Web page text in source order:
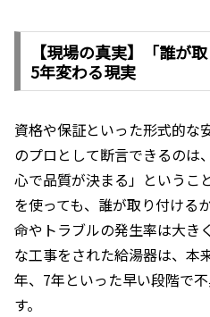
【現場の真実】「誰が
5年変わる現実
資格や保証といった形式的な
のプロとして断言できるのは
心で品質が決まる」というこ
を使っても、誰が取り付ける
命やトラブルの発生率は大き
な工事をされた給湯器は、本
年、7年といった早い段階で
す。